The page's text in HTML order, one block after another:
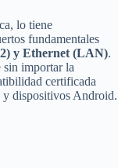
lo tiene
fundamentales
y Ethernet (LAN).
sin importar la
certificada
dispositivos Android.